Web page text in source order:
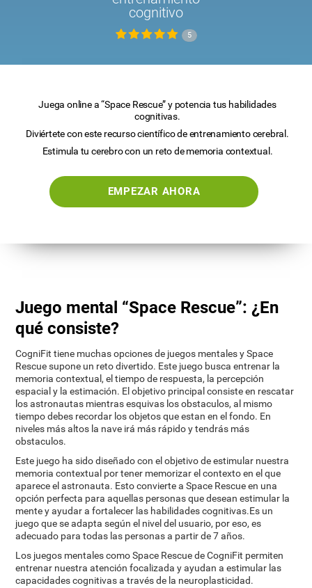
cognitivo
5
Juega online a “Space Rescue” y potencia tus habilidades
cognitivas.
Diviértete con este recurso científico de entrenamiento cerebral.
Estimula tu cerebro con un reto de memoria contextual.
EMPEZAR AHORA
Juego mental “Space Rescue”: ¿En
qué consiste?
CogniFit tiene muchas opciones de juegos mentales y Space
Rescue supone un reto divertido. Este juego busca entrenar la
memoria contextual, el tiempo de respuesta, la percepción
espacial y la estimación. El objetivo principal consiste en rescatar
los astronautas mientras esquivas los obstaculos, al mismo
tiempo debes recordar los objetos que estan en el fondo. En
niveles más altos la nave irá más rápido y tendrás más
obstaculos.
Este juego ha sido diseñado con el objetivo de estimular nuestra
memoria contextual por tener memorizar el contexto en el que
aparece el astronauta. Esto convierte a Space Rescue en una
opción perfecta para aquellas personas que desean estimular la
mente y ayudar a fortalecer las habilidades cognitivas.Es un
juego que se adapta según el nivel del usuario, por eso, es
adecuado para todas las personas a partir de 7 años.
Los juegos mentales como Space Rescue de CogniFit permiten
entrenar nuestra atención focalizada y ayudan a estimular las
capacidades cognitivas a través de la neuroplasticidad.